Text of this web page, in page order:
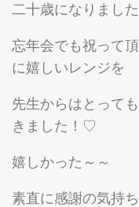
二十歳になりまし
忘年会でも祝って
に嬉しいレンジを
先生からはとって
きました！♡
嬉しかった～～
素直に感謝の気持